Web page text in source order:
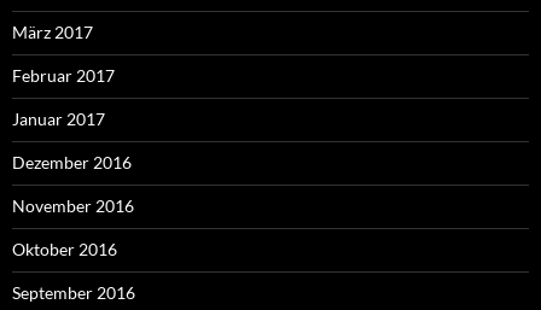
März 2017
Februar 2017
Januar 2017
Dezember 2016
November 2016
Oktober 2016
September 2016